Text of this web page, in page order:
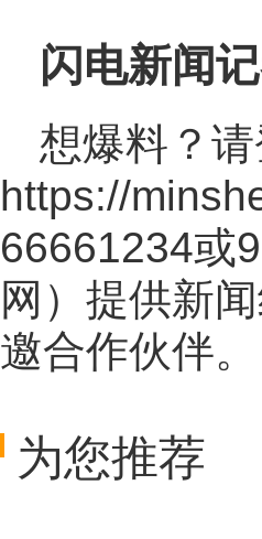
闪电新闻
想爆料？
https://
66661234或
网 ）提供新
邀合作伙伴。
为您推荐